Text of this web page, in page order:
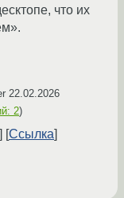
что их
22.02.2026
2)
Ссылка